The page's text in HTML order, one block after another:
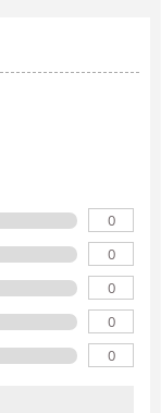
0
0
0
0
0